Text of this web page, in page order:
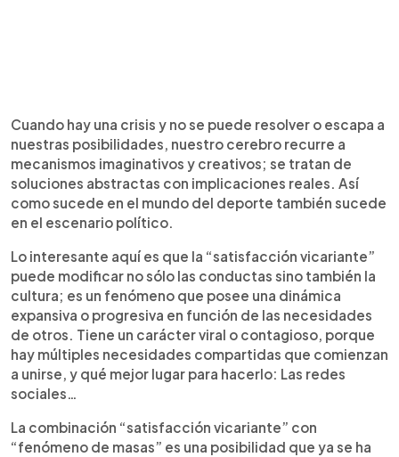
Cuando hay una crisis y no se puede resolver o escapa a
nuestras posibilidades, nuestro cerebro recurre a
mecanismos imaginativos y creativos; se tratan de
soluciones abstractas con implicaciones reales. Así
como sucede en el mundo del deporte también sucede
en el escenario político.
Lo interesante aquí es que la “satisfacción vicariante”
puede modificar no sólo las conductas sino también la
cultura; es un fenómeno que posee una dinámica
expansiva o progresiva en función de las necesidades
de otros. Tiene un carácter viral o contagioso, porque
hay múltiples necesidades compartidas que comienzan
a unirse, y qué mejor lugar para hacerlo: Las redes
sociales…
La combinación “satisfacción vicariante” con
“fenómeno de masas” es una posibilidad que ya se ha